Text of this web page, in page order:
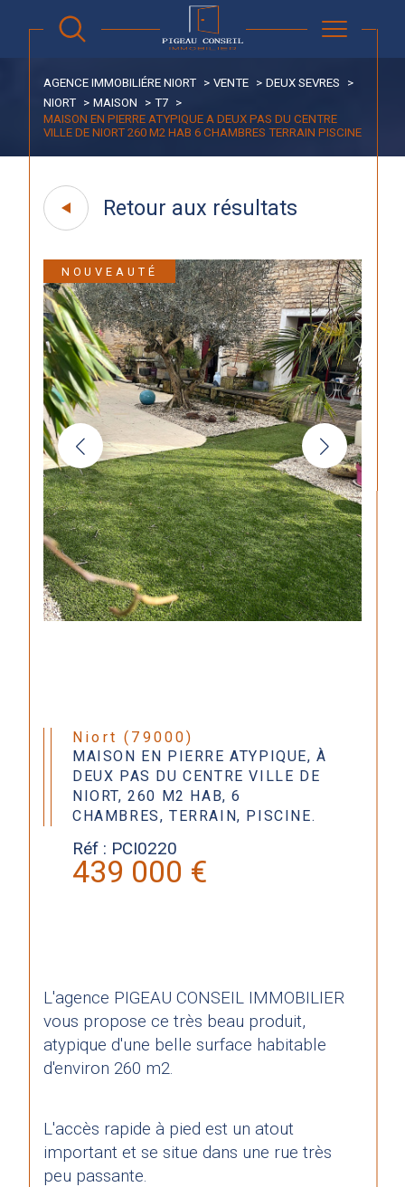
AGENCE IMMOBILIÉRE NIORT VENTE
DEUX SEVRES
NIORT
MAISON
T7
MAISON EN PIERRE ATYPIQUE A DEUX PAS DU CENTRE
VILLE DE NIORT 260 M2 HAB 6 CHAMBRES TERRAIN PISCINE
Retour aux résultats
NOUVEAUTÉ
Niort (79000)
MAISON EN PIERRE ATYPIQUE, À
DEUX PAS DU CENTRE VILLE DE
NIORT, 260 M2 HAB, 6
CHAMBRES, TERRAIN, PISCINE.
Réf : PCI0220
439 000 €
L'agence PIGEAU CONSEIL IMMOBILIER
vous propose ce très beau produit,
atypique d'une belle surface habitable
d'environ 260 m2.
L'accès rapide à pied est un atout
important et se situe dans une rue très
peu passante.